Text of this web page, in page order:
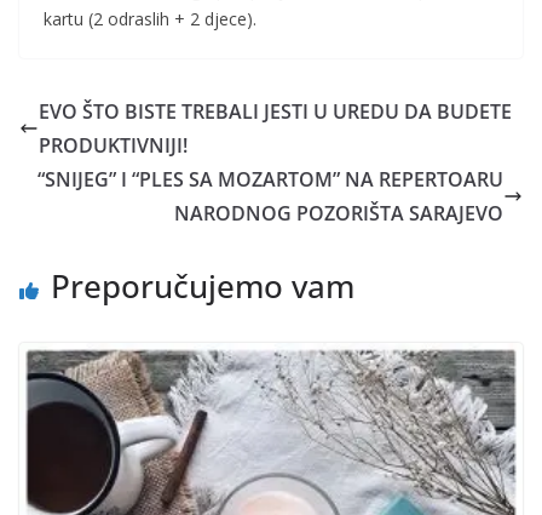
kartu (2 odraslih + 2 djece).
EVO ŠTO BISTE TREBALI JESTI U UREDU DA BUDETE
PRODUKTIVNIJI!
“SNIJEG” I “PLES SA MOZARTOM” NA REPERTOARU
NARODNOG POZORIŠTA SARAJEVO
Preporučujemo vam